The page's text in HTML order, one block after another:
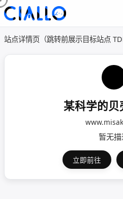
站点详情页（跳转前展示目标站点
某科学的
暂无
立即前往